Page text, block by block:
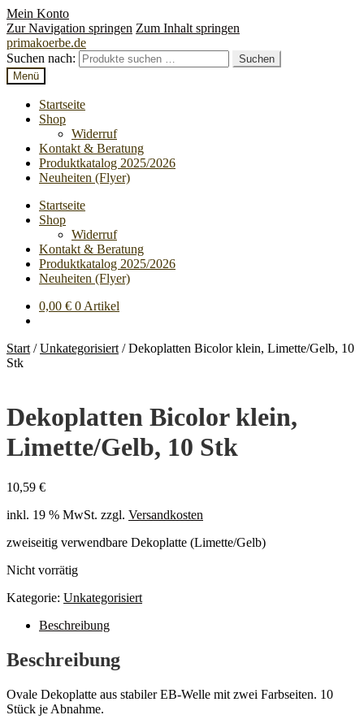
Mein Konto
Zur Navigation springen Zum Inhalt springen
primakoerbe.de
Suchen nach:
Suchen
Menü
Startseite
Shop
Widerruf
Kontakt & Beratung
Produktkatalog 2025/2026
Neuheiten (Flyer)
Startseite
Shop
Widerruf
Kontakt & Beratung
Produktkatalog 2025/2026
Neuheiten (Flyer)
0,00 € 0 Artikel
Start /Unkategorisiert /Dekoplatten Bicolor klein, Limette/Gelb, 10
Stk
Dekoplatten Bicolor klein,
Limette/Gelb, 10 Stk
10,59 €
inkl. 19 % MwSt. zzgl. Versandkosten
zweiseitig verwendbare Dekoplatte (Limette/Gelb)
Nicht vorrätig
Kategorie: Unkategorisiert
Beschreibung
Beschreibung
Ovale Dekoplatte aus stabiler EB-Welle mit zwei Farbseiten. 10
Stück je Abnahme.